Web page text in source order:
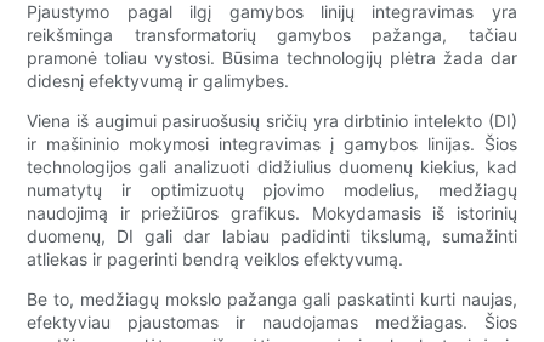
Pjaustymo pagal ilgį gamybos linijų integravimas yra
reikšminga transformatorių gamybos pažanga, tačiau
pramonė toliau vystosi. Būsima technologijų plėtra žada dar
didesnį efektyvumą ir galimybes.
Viena iš augimui pasiruošusių sričių yra dirbtinio intelekto (DI)
ir mašininio mokymosi integravimas į gamybos linijas. Šios
technologijos gali analizuoti didžiulius duomenų kiekius, kad
numatytų ir optimizuotų pjovimo modelius, medžiagų
naudojimą ir priežiūros grafikus. Mokydamasis iš istorinių
duomenų, DI gali dar labiau padidinti tikslumą, sumažinti
atliekas ir pagerinti bendrą veiklos efektyvumą.
Be to, medžiagų mokslo pažanga gali paskatinti kurti naujas,
efektyviau pjaustomas ir naudojamas medžiagas. Šios